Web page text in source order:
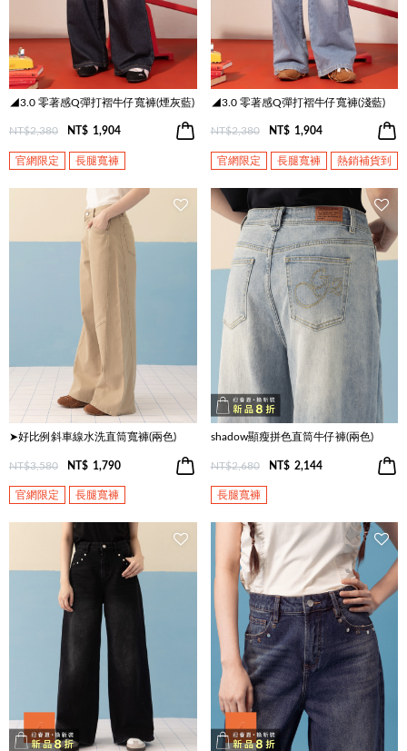
◢3.0 零著感Q彈打褶牛仔寬褲(煙灰藍)
NT$2,380 NT$ 1,904
官網限定 長腿寬褲
◢3.0 零著感Q彈打褶牛仔寬褲(淺藍)
NT$2,380 NT$ 1,904
官網限定 長腿寬褲 熱銷補貨到
➤好比例斜車線水洗直筒寬褲(兩色)
NT$3,580 NT$ 1,790
官網限定 長腿寬褲
shadow顯瘦拼色直筒牛仔褲(兩色)
NT$2,680 NT$ 2,144
長腿寬褲